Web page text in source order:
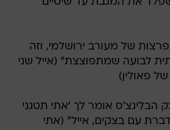
של מעורב ירושלמי, וזה
לבועה שמתפוצצת" (אייל שני
פאולין)
אומר לך 'אתי תטגני
עם בצקים, אייל" (אתי